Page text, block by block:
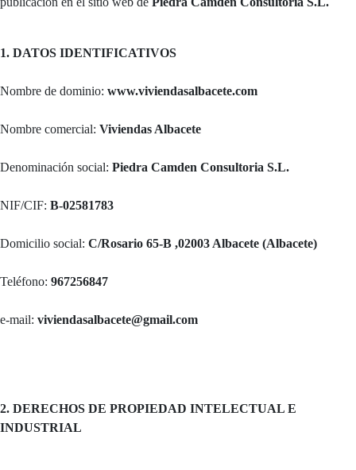
1. DATOS IDENTIFICATIVOS
Nombre de dominio: www.viviendasalbacete.com
Nombre comercial: Viviendas Albacete
Denominación social: Piedra Camden Consultoria S.L.
NIF/CIF: B-02581783
Domicilio social: C/Rosario 65-B ,02003 Albacete (Albacete)
Teléfono: 967256847
e-mail: viviendasalbacete@gmail.com
2. DERECHOS DE PROPIEDAD INTELECTUAL E
INDUSTRIAL